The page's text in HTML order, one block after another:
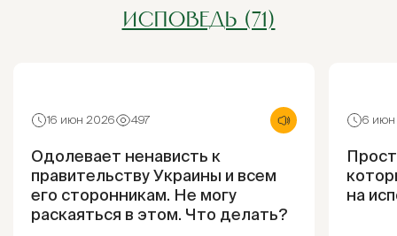
ИСПОВЕДЬ (71)
16 июн 2026 497
Одолевает ненависть к
правительству Украины и всем
его сторонникам. Не могу
раскаяться в этом. Что делать?
6
на